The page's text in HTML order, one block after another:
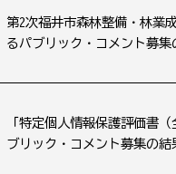
第2次福井市森林整備・林業
るパブリック・コメント募集
「特定個人情報保護評価書
ブリック・コメント募集の結